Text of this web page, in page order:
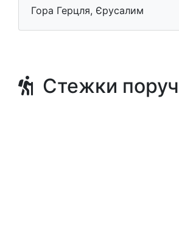
Гора Герцля, Єрусалим
Стежки поруч